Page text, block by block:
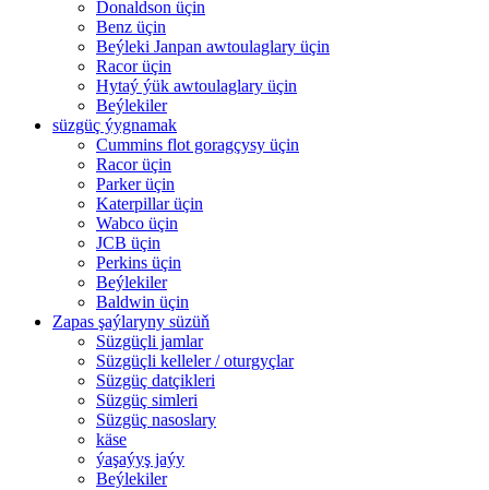
Donaldson üçin
Benz üçin
Beýleki Janpan awtoulaglary üçin
Racor üçin
Hytaý ýük awtoulaglary üçin
Beýlekiler
süzgüç ýygnamak
Cummins flot goragçysy üçin
Racor üçin
Parker üçin
Katerpillar üçin
Wabco üçin
JCB üçin
Perkins üçin
Beýlekiler
Baldwin üçin
Zapas şaýlaryny süzüň
Süzgüçli jamlar
Süzgüçli kelleler / oturgyçlar
Süzgüç datçikleri
Süzgüç simleri
Süzgüç nasoslary
käse
ýaşaýyş jaýy
Beýlekiler